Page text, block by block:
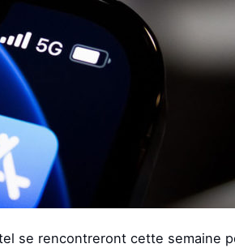
se rencontreront cette semaine